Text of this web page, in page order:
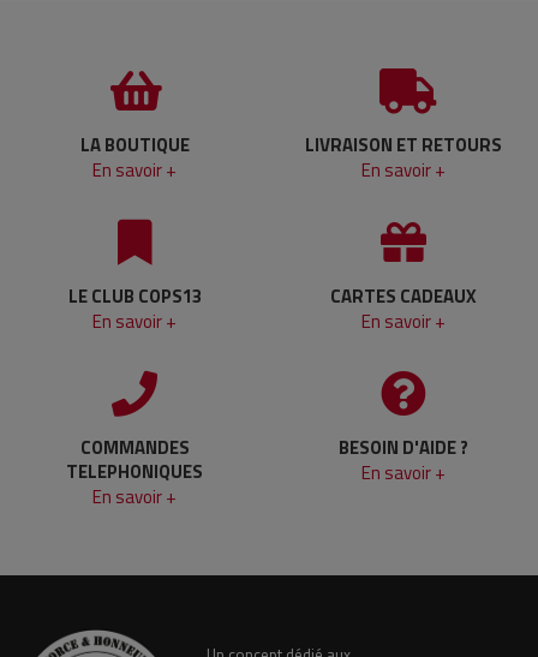
LA BOUTIQUE
En savoir +
LIVRAISON ET RETOURS
En savoir +
LE CLUB COPS13
En savoir +
CARTES CADEAUX
En savoir +
COMMANDES
TELEPHONIQUES
En savoir +
BESOIN D'AIDE ?
En savoir +